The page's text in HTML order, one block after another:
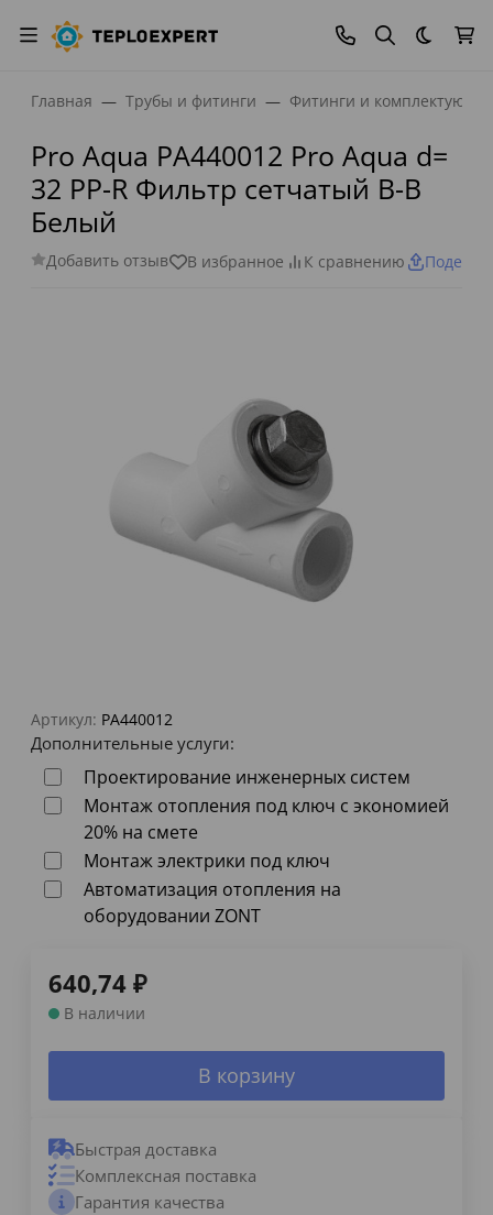
Темная
Главная Трубы и фитинги Фитинги и
Pro Aqua PA440012 Pro Aqua d=
32 PP-R Фильтр сетчатый В-В
Белый
Добавить отзыв В избранное К сравнению
Артикул: PA440012
Дополнительные услуги:
Проектирование инженерных систем
Монтаж отопления под ключ с экономией
20% на смете
Монтаж электрики под ключ
Автоматизация отопления на
оборудовании ZONT
640,74 ₽
В наличии
В корзину
Быстрая доставка
Комплексная поставка
Гарантия качества